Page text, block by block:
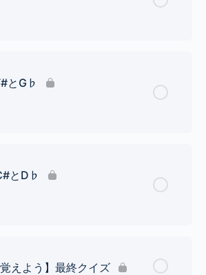
ク・キーとは何でしょう？
クキー（異名同調）判別クイズ１
とG♭
クキー（異名同調）判別クイズ２
とD♭
覚えよう】最終クイズ